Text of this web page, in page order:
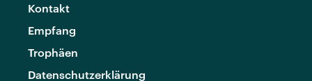
Kontakt
Empfang
Trophäen
Datenschutzerklärung